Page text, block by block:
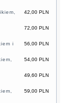
42,00 PLN
72,00 PLN
56,00 PLN
i
54,00 PLN
49,60 PLN
59,00 PLN